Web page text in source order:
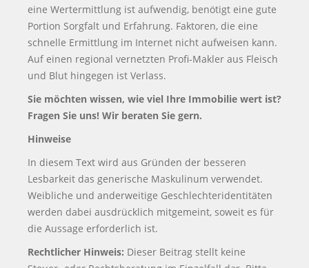
eine Wertermittlung ist aufwendig, benötigt eine gute
Portion Sorgfalt und Erfahrung. Faktoren, die eine
schnelle Ermittlung im Internet nicht aufweisen kann.
Auf einen regional vernetzten Profi-Makler aus Fleisch
und Blut hingegen ist Verlass.
Sie möchten wissen, wie viel Ihre Immobilie wert ist?
Fragen Sie uns! Wir beraten Sie gern.
Hinweise
In diesem Text wird aus Gründen der besseren
Lesbarkeit das generische Maskulinum verwendet.
Weibliche und anderweitige Geschlechteridentitäten
werden dabei ausdrücklich mitgemeint, soweit es für
die Aussage erforderlich ist.
Rechtlicher Hinweis: Dieser Beitrag stellt keine